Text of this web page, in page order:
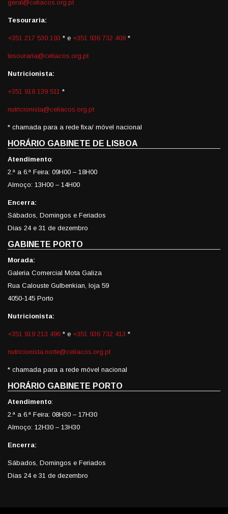
geral@celiacos.org.pt
Tesouraria:
+351 217 530 193 * e +351 936 732 408 *
tesouraria@celiacos.org.pt
Nutricionista:
+351 918 139 511 *
nutricionista@celiacos.org.pt
* chamada para a rede fixa/ móvel nacional
HORÁRIO GABINETE DE LISBOA
Atendimento:
2.ª a 6.ª Feira: 09H00 – 18H00
Almoço: 13H00 – 14H00
Encerra:
Sábados, Domingos e Feriados
Dias 24 e 31 de dezembro
GABINETE PORTO
Morada:
Galeria Comercial Mota Galiza
Rua Calouste Gulbenkian, loja 59
4050-145 Porto
Nutricionista:
+351 919 213 496 * e +351 936 732 413 *
nutricionista.norte@celiacos.org.pt
* chamada para a rede móvel nacional
HORÁRIO GABINETE PORTO
Atendimento:
2.ª a 6.ª Feira: 08H30 – 17H30
Almoço: 12H30 – 13H30
Encerra:
Sábados, Domingos e Feriados
Dias 24 e 31 de dezembro